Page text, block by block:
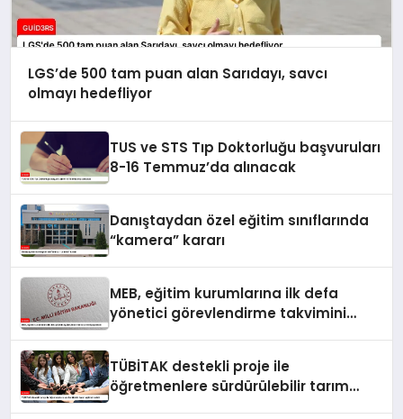
LGS’de 500 tam puan alan Sarıdayı, savcı
olmayı hedefliyor
TUS ve STS Tıp Doktorluğu başvuruları
8-16 Temmuz’da alınacak
Danıştaydan özel eğitim sınıflarında
“kamera” kararı
MEB, eğitim kurumlarına ilk defa
yönetici görevlendirme takvimini
TÜBİTAK destekli proje ile
öğretmenlere sürdürülebilir tarım